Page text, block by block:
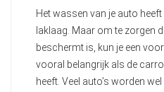
Het wassen van je auto
laklaag. Maar om te zorgen
beschermt is, kun je een
vooral belangrijk als de
heeft. Veel auto’s worden